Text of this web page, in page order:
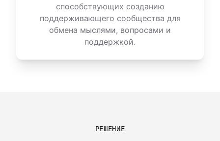
способствующих созданию
поддерживающего сообщества для
обмена мыслями, вопросами и
поддержкой.
РЕШЕНИЕ